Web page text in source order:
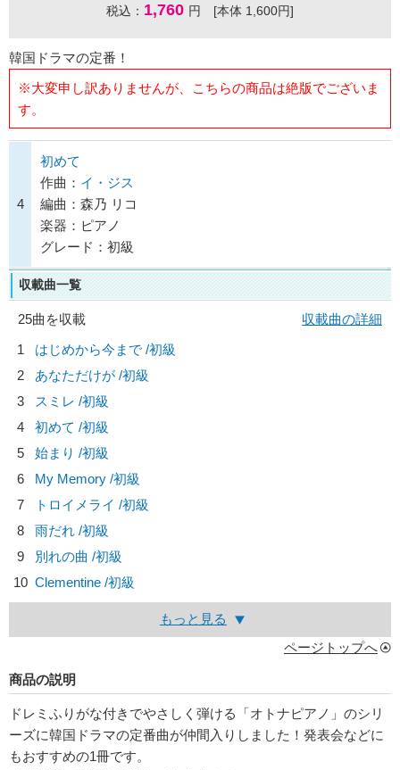
税込： 1,760 円 [本体 1,600円]
韓国ドラマの定番！
※大変申し訳ありませんが、こちらの商品は絶版でございま
す。
4
初めて
作曲： イ・ジス
編曲：森乃 リコ
楽器：ピアノ
グレード：初級
収載曲一覧
25曲を収載
収載曲の詳細
1
はじめから今まで /初級
2
あなただけが /初級
3
スミレ /初級
4
初めて /初級
5
始まり /初級
6
My Memory /初級
7
トロイメライ /初級
8
雨だれ /初級
9
別れの曲 /初級
10 Clementine /初級
もっと見る
ページトップへ
商品の説明
ドレミふりがな付きでやさしく弾ける「オトナピアノ」のシリ
ーズに韓国ドラマの定番曲が仲間入りしました！発表会などに
もおすすめの1冊です。